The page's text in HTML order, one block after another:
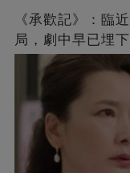
《承歡記》：臨
局，劇中早已埋